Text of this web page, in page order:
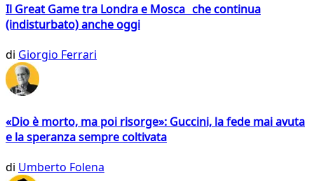
Il Great Game tra Londra e Mosca che continua
(indisturbato) anche oggi
di Giorgio Ferrari
«Dio è morto, ma poi risorge»: Guccini, la fede mai avuta
e la speranza sempre coltivata
di Umberto Folena